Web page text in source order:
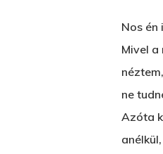
Nos én
Mivel a
ne
Azóta